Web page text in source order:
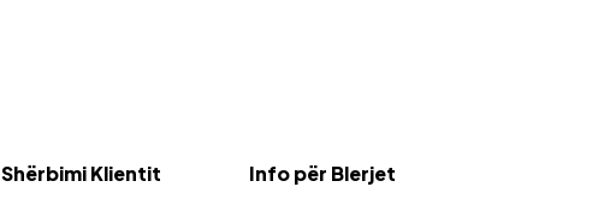
Shërbimi Klientit Info për Blerjet